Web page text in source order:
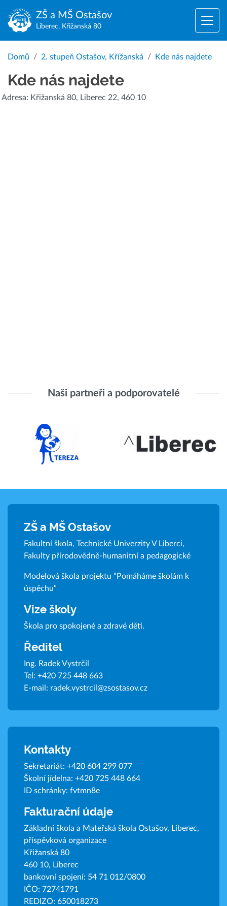
ZŠ a MŠ Ostašov
Liberec, Křižanská 80
Domů 2. stupeň Ostašov, Křížanská Kde nás najdete
Kde nás najdete
Adresa: Křižanská 80, Liberec 22, 460 10
Naši partneři a podporovatelé
ZŠ a MŠ Ostašov
Fakultní škola, Technické Univerzity V Liberci,
Fakulty přírodovědně-humanitní a pedagogické
Modelová škola projektu "Pomáháme školám k
úspěchu"
Vize školy
Škola pro spokojené a zdravé děti.
Ředitel
Ing. Radek Vystrčil
Tel: +420 725 448 663
E-mail: radek.vystrcil@zsostasov.cz
Kontakty
Sekretariát: +420 604 299 077
Školní jídelna: +420 725 448 664
ID schránky: fvtmn8e
Fakturační údaje
Základní škola a Mateřská škola Ostašov, Liberec,
příspěvková organizace
Křižanská 80
460 10, Liberec
bankovní spojení: 54 71 012/0800
IČO: 72741791
REDIZO: 650018273